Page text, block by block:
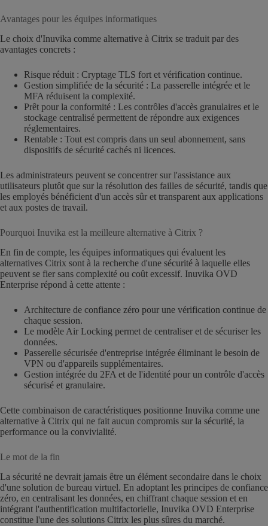
Avantages pour les équipes informatiques
Le choix d'Inuvika comme alternative à Citrix se traduit par des
avantages concrets :
Risque réduit : Cryptage TLS fort et vérification continue.
Gestion simplifiée de la sécurité : La passerelle intégrée et le
MFA réduisent la complexité.
Prêt pour la conformité : Les contrôles d'accès granulaires et le
stockage centralisé permettent de répondre aux exigences
réglementaires.
Rentable : Tout est compris dans un seul abonnement, sans
dispositifs de sécurité cachés ni licences.
Les administrateurs peuvent se concentrer sur l'assistance aux
utilisateurs plutôt que sur la résolution des failles de sécurité, tandis que
les employés bénéficient d'un accès sûr et transparent aux applications
et aux postes de travail.
Pourquoi Inuvika est la meilleure alternative à Citrix ?
En fin de compte, les équipes informatiques qui évaluent les
alternatives Citrix sont à la recherche d'une sécurité à laquelle elles
peuvent se fier sans complexité ou coût excessif. Inuvika OVD
Enterprise répond à cette attente :
Architecture de confiance zéro pour une vérification continue de
chaque session.
Le modèle Air Locking permet de centraliser et de sécuriser les
données.
Passerelle sécurisée d'entreprise intégrée éliminant le besoin de
VPN ou d'appareils supplémentaires.
Gestion intégrée du 2FA et de l'identité pour un contrôle d'accès
sécurisé et granulaire.
Cette combinaison de caractéristiques positionne Inuvika comme une
alternative à Citrix qui ne fait aucun compromis sur la sécurité, la
performance ou la convivialité.
Le mot de la fin
La sécurité ne devrait jamais être un élément secondaire dans le choix
d'une solution de bureau virtuel. En adoptant les principes de confiance
zéro, en centralisant les données, en chiffrant chaque session et en
intégrant l'authentification multifactorielle, Inuvika OVD Enterprise
constitue l'une des solutions Citrix les plus sûres du marché.